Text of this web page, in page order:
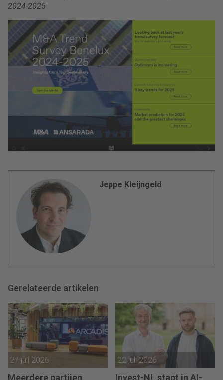
2024-2025
Jeppe Kleijngeld
Gerelateerde artikelen
27 juli 2026
Meerdere partijen
22 juli 2026
Invest-NL stapt in AI-